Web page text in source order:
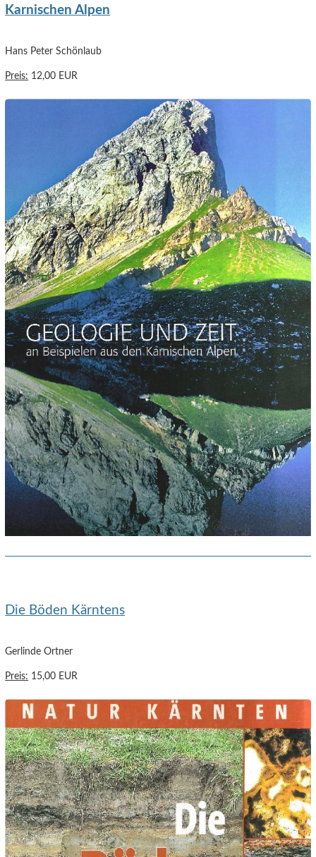
Karnischen Alpen
Hans Peter Schönlaub
Preis: 12,00 EUR
Die Böden Kärntens
Gerlinde Ortner
Preis: 15,00 EUR